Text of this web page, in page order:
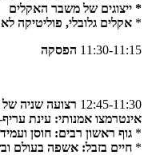
* ייצוגים של משבר האקלים
* אקלים גלובלי, פוליטיקה
11:30-11:15 הפסקה
12:45-11:30 רצועה שניה
אינטרמצו אמנותי: עינת עריף-
* גוף ראשון רבים: חוסן
* חיים בזבל: אשפה בעולם